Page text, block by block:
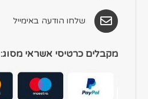
שלחו הודעה באימייל
מקבלים כרטיסי אשראי מסוג: